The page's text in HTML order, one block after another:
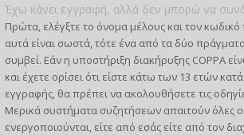
Έχω κάνει εγγραφή, αλλά δεν μπορώ να
Πρώτα, ελέγξτε το όνομα μέλους και τον
αυτά είναι σωστά, τότε ένα από τα δύο
συμβεί. Εάν η υποστήριξη διακήρυξης COPPA
και έχετε ορίσει ότι είστε κάτω των 13 ετών
εγγραφής, θα πρέπει να ακολουθήσετε τις
Μερικά συστήματα συζητήσεων απαιτούν όλες
ενεργοποιούνται, είτε από εσάς είτε από τον